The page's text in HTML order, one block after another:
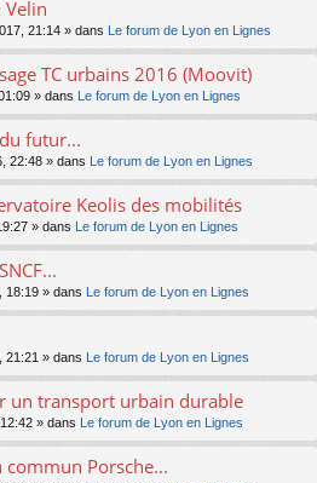
Velin
21:14 » dans Le forum de Lyon en Lignes
TC urbains 2016 (Moovit)
» dans Le forum de Lyon en Lignes
futur...
22:48 » dans Le forum de Lyon en Lignes
Keolis des mobilités
» dans Le forum de Lyon en Lignes
18:19 » dans Le forum de Lyon en Lignes
21:21 » dans Le forum de Lyon en Lignes
un transport urbain durable
» dans Le forum de Lyon en Lignes
commun Porsche...